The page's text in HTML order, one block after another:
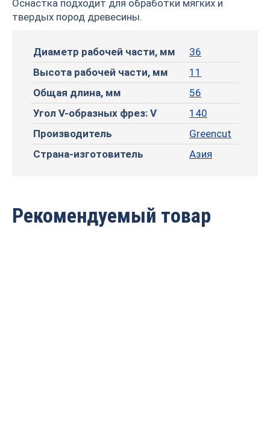
Оснастка подходит для обработки мягких и
твердых пород древесины.
Диаметр рабочей части, мм
36
Высота рабочей части, мм
11
Общая длина, мм
56
Угол V-образных фрез: V
140
Производитель
Greencut
Страна-изготовитель
Азия
Рекомендуемый товар